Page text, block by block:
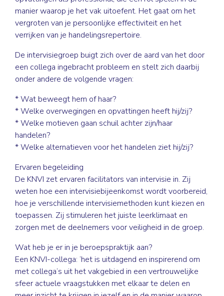
manier waarop je het vak uitoefent. Het gaat om het
vergroten van je persoonlijke effectiviteit en het
verrijken van je handelingsrepertoire.
De intervisiegroep buigt zich over de aard van het door
een collega ingebracht probleem en stelt zich daarbij
onder andere de volgende vragen:
* Wat beweegt hem of haar?
* Welke overwegingen en opvattingen heeft hij/zij?
* Welke motieven gaan schuil achter zijn/haar
handelen?
* Welke alternatieven voor het handelen ziet hij/zij?
Ervaren begeleiding
De KNVI zet ervaren facilitators van intervisie in. Zij
weten hoe een intervisiebijeenkomst wordt voorbereid,
hoe je verschillende intervisiemethoden kunt kiezen en
toepassen. Zij stimuleren het juiste leerklimaat en
zorgen met de deelnemers voor veiligheid in de groep.
Wat heb je er in je beroepspraktijk aan?
Een KNVI-collega: ‘het is uitdagend en inspirerend om
met collega’s uit het vakgebied in een vertrouwelijke
sfeer actuele vraagstukken met elkaar te delen en